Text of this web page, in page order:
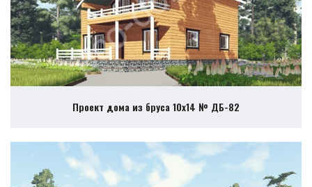
Проект дома из бруса 10х14 № ДБ-82